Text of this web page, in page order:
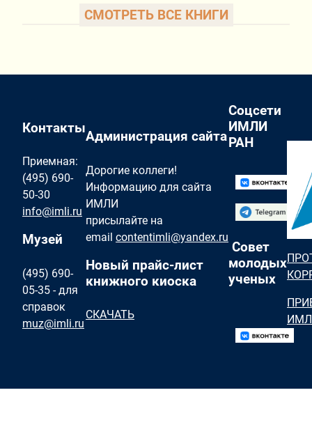
СМОТРЕТЬ ВСЕ КНИГИ
Контакты
Приемная:
(495) 690-
50-30
info@imli.ru
Музей
(495) 690-
05-35 - для
справок
muz@imli.ru
Администрация сайта
Дорогие коллеги!
Информацию для сайта
ИМЛИ
присылайте на
email contentimli@yandex.ru
Новый прайс-лист
книжного киоска
СКАЧАТЬ
Соцсети
ИМЛИ
РАН
Совет
молодых
ученых